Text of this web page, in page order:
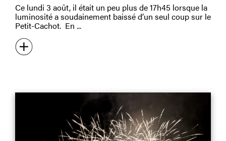
Ce lundi 3 août, il était un peu plus de 17h45 lorsque la
luminosité a soudainement baissé d’un seul coup sur le
Petit-Cachot. En